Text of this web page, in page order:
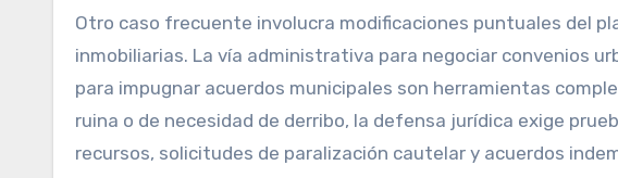
Otro caso frecuente involucra modificaciones puntuales del
inmobiliarias. La vía administrativa para negociar convenios
para impugnar acuerdos municipales son herramientas
ruina o de necesidad de derribo, la defensa jurídica exige
recursos, solicitudes de paralización cautelar y acuerdos